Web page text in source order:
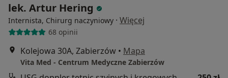
lek. Artur Hering
Internista, Chirurg naczyniowy · Więcej
68 opinii
Kolejowa 30A, Zabierzów • Mapa
Vita Med - Centrum Medyczne Zabierzów